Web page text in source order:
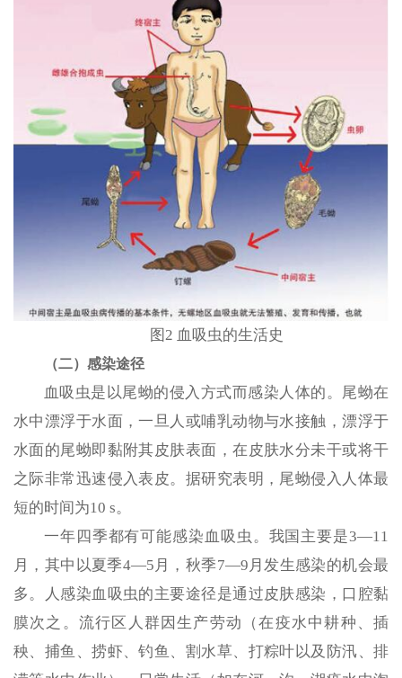
图2 血吸虫的生活史
（二）感染途径
血吸虫是以尾蚴的侵入方式而感染人体的。尾蚴在
水中漂浮于水面，一旦人或哺乳动物与水接触，漂浮于
水面的尾蚴即黏附其皮肤表面，在皮肤水分未干或将干
之际非常迅速侵入表皮。据研究表明，尾蚴侵入人体最
短的时间为10 s。
一年四季都有可能感染血吸虫。我国主要是3—11
月，其中以夏季4—5月，秋季7—9月发生感染的机会最
多。人感染血吸虫的主要途径是通过皮肤感染，口腔黏
膜次之。流行区人群因生产劳动（在疫水中耕种、插
秧、捕鱼、捞虾、钓鱼、割水草、打粽叶以及防汛、排